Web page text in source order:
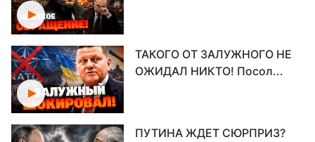
ТАКОГО ОТ ЗАЛУЖНОГО НЕ
ОЖИДАЛ НИКТО! Посол...
ПУТИНА ЖДЕТ СЮРПРИЗ?